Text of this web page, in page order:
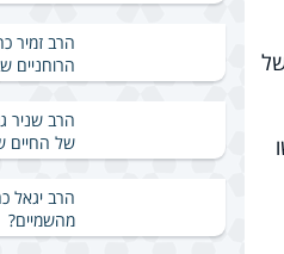
הרב זמיר
הרוחניים
הרב שניר
של החיים
הרב יגאל
מהשמיים?